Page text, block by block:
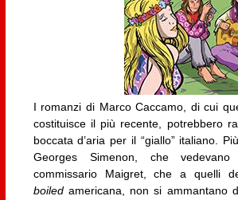
I romanzi di Marco Caccamo, di cui
costituisce il più recente, potrebbero
boccata d’aria per il “giallo” italiano.
Georges Simenon, che
commissario Maigret, che a quelli
boiled americana, non si ammantano